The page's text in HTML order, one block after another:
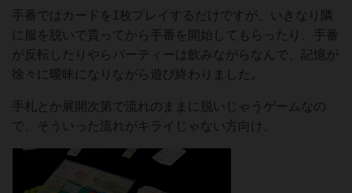
手番ではカードを1枚プレイするだけですが、いきなり隣
に服を脱いで貰ってから手番を開始してもらったり、手番
が反転したりやらパーティーは飲みながらなんで、記憶が
徐々に曖昧になりながら遊び終わりました。
手札とか展開次第で流れのままに脱いじゃうゲームなの
で、そういった流れがキライじゃない方向け。